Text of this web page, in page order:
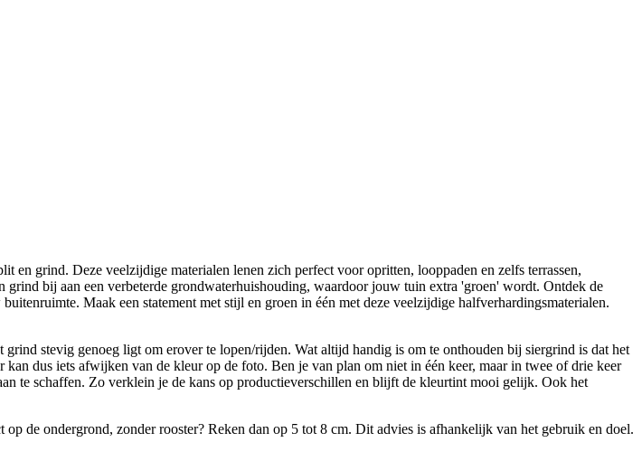
en grind. Deze veelzijdige materialen lenen zich perfect voor opritten, looppaden en zelfs terrassen,
bij aan een verbeterde grondwaterhuishouding, waardoor jouw tuin extra 'groen' wordt. Ontdek de
Maak een statement met stijl en groen in één met deze veelzijdige halfverhardingsmaterialen.
stevig genoeg ligt om erover te lopen/rijden. Wat altijd handig is om te onthouden bij siergrind is dat het
dus iets afwijken van de kleur op de foto. Ben je van plan om niet in één keer, maar in twee of drie keer
te schaffen. Zo verklein je de kans op productieverschillen en blijft de kleurtint mooi gelijk. Ook het
de ondergrond, zonder rooster? Reken dan op 5 tot 8 cm. Dit advies is afhankelijk van het gebruik en doel.